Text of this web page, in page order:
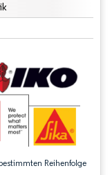
Reihenfolge
Namensnennung